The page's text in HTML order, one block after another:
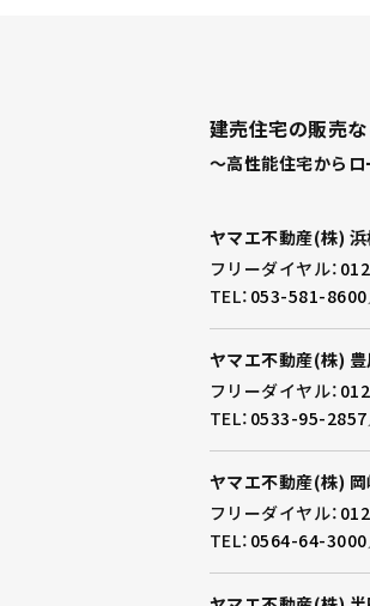
建売住宅の販売
～高性能住宅から
ヤマエ不動産(株)
フリーダイヤル：
TEL： 053-581-8600
ヤマエ不動産(株)
フリーダイヤル：
TEL： 0533-95-2857
ヤマエ不動産(株)
フリーダイヤル：
TEL： 0564-64-3000